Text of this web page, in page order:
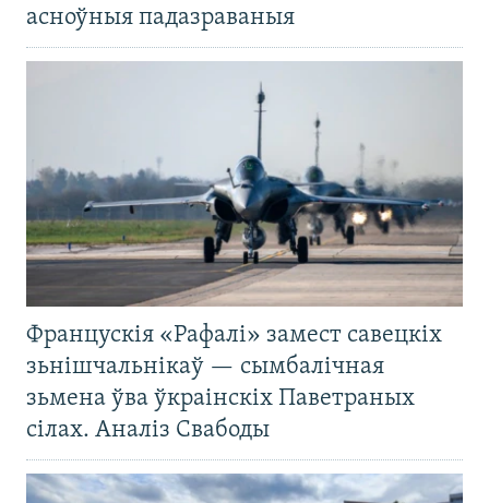
асноўныя падазраваныя
Францускія «Рафалі» замест савецкіх
зьнішчальнікаў — сымбалічная
зьмена ўва ўкраінскіх Паветраных
сілах. Аналіз Свабоды